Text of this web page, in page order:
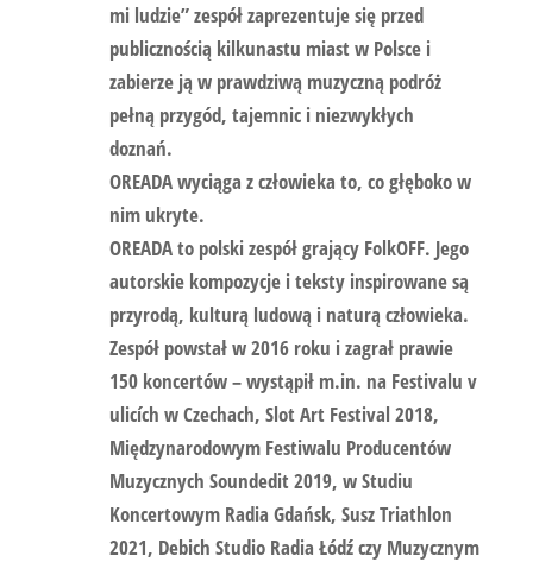
mi ludzie” zespół zaprezentuje się przed
publicznością kilkunastu miast w Polsce i
zabierze ją w prawdziwą muzyczną podróż
pełną przygód, tajemnic i niezwykłych
doznań.
OREADAwyciąga z człowieka to, co głęboko w
nim ukryte.
OREADAto polski zespół grający FolkOFF. Jego
autorskie kompozycje i teksty inspirowane są
przyrodą, kulturą ludową i naturą człowieka.
Zespół powstał w 2016 roku i zagrał prawie
150 koncertów – wystąpił m.in. na Festivalu v
ulicích w Czechach, Slot Art Festival 2018,
Międzynarodowym Festiwalu Producentów
Muzycznych Soundedit 2019, w Studiu
Koncertowym Radia Gdańsk, Susz Triathlon
2021, Debich Studio Radia Łódź czy Muzycznym